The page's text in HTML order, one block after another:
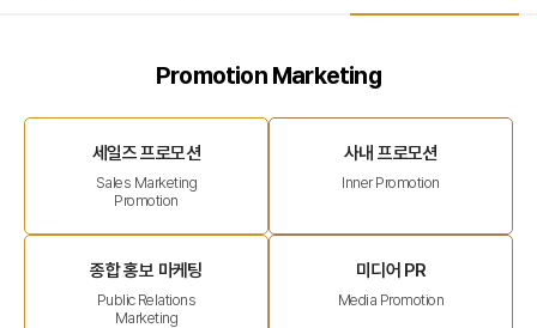
Promotion Marketing
세일즈 프로모션
Sales Marketing
Promotion
사내 프로모션
Inner Promotion
종합 홍보 마케팅
Public Relations
Marketing
미디어 PR
Media Promotion